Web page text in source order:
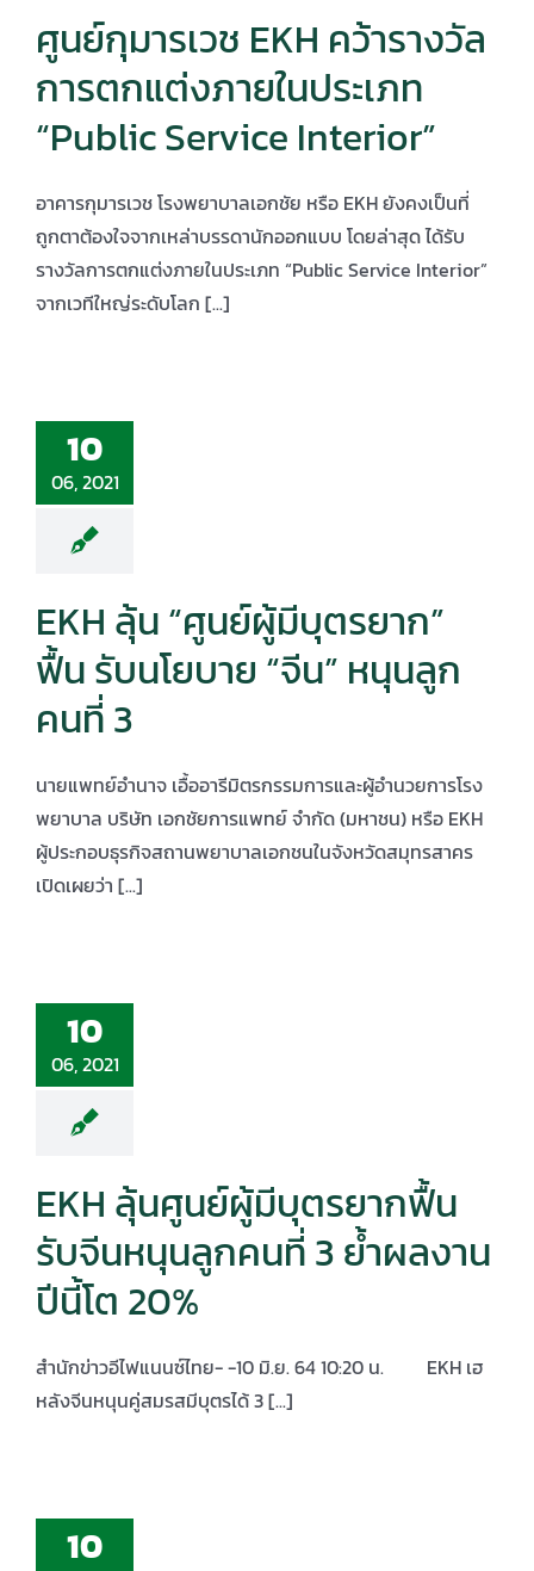
ศูนย์กุมารเวช EKH คว้ารางวัล
การตกแต่งภายในประเภท
“Public Service Interior”
อาคารกุมารเวช โรงพยาบาลเอกชัย หรือ EKH ยังคงเป็นที่
ถูกตาต้องใจจากเหล่าบรรดานักออกแบบ โดยล่าสุด ได้รับ
รางวัลการตกแต่งภายในประเภท “Public Service Interior”
จากเวทีใหญ่ระดับโลก [...]
10
06, 2021
EKH ลุ้น “ศูนย์ผู้มีบุตรยาก”
ฟื้น รับนโยบาย “จีน” หนุนลูก
คนที่ 3
นายแพทย์อำนาจ เอื้ออารีมิตรกรรมการและผู้อำนวยการโรง
พยาบาล บริษัท เอกชัยการแพทย์ จำกัด (มหาชน) หรือ EKH
ผู้ประกอบธุรกิจสถานพยาบาลเอกชนในจังหวัดสมุทรสาคร
เปิดเผยว่า [...]
10
06, 2021
EKH ลุ้นศูนย์ผู้มีบุตรยากฟื้น
รับจีนหนุนลูกคนที่ 3 ย้ำผลงาน
ปีนี้โต 20%
สำนักข่าวอีไฟแนนซ์ไทย- -10 มิ.ย. 64 10:20 น. EKH เฮ
หลังจีนหนุนคู่สมรสมีบุตรได้ 3 [...]
10